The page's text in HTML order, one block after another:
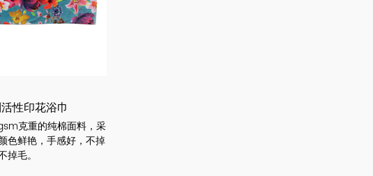
性印花浴巾
克重的纯棉面料，采
色鲜艳，手感好，不掉
掉毛。